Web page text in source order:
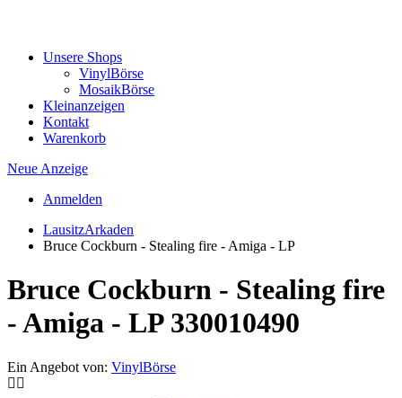
Unsere Shops
VinylBörse
MosaikBörse
Kleinanzeigen
Kontakt
Warenkorb
Neue Anzeige
Anmelden
LausitzArkaden
Bruce Cockburn - Stealing fire - Amiga - LP
Bruce Cockburn - Stealing fire
- Amiga - LP 330010490
Ein Angebot von: VinylBörse